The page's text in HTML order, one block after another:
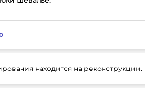
находится на реконструкции.